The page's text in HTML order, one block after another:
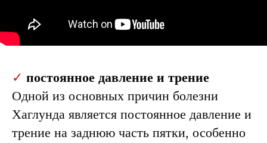
✓ постоянное давление и трение
Одной из основных причин болезни
Хаглунда является постоянное давление и
трение на заднюю часть пятки, особенно
Записаться на прием